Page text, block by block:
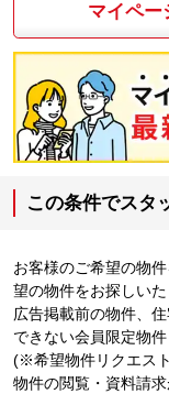
マイペー
この条件でスタ
お客様のご希望の物
望の物件をお探しいた
広告掲載前の物件、
できない会員限定物
(※希望物件リクエス
物件の閲覧・資料請